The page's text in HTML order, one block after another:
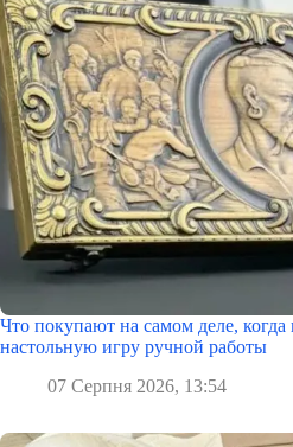
Что покупают на самом деле,
настольную игру ручной работы
07 Серпня 2026, 13:54